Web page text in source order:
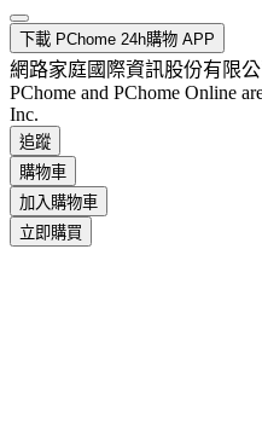
下載 PChome 24h購物 APP
網路家庭國際資訊股份有限
PChome and PChome Online
Inc.
追蹤
購物車
加入購物車
立即購買